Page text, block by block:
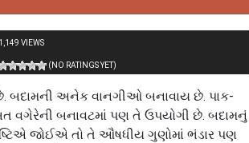
1,149 VIEWS
(NO RATINGS YET)
છે. બદામની અનેક વાનગીઓ બનાવાય છે. પાક-
વગેરેની બનાવટમાં પણ તે ઉપયોગી છે. બદામનું
જોઈએ તો તે ઔષધીય ગુણોમાં ભંડાર પણ